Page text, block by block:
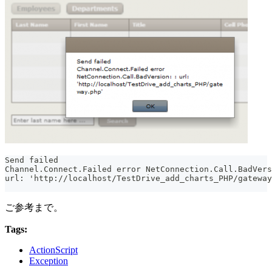
Send failed
Channel.Connect.Failed error
url: 'http://localhost/TestDrive_add_charts_PHP/
ご参考まで。
Tags:
ActionScript
Exception